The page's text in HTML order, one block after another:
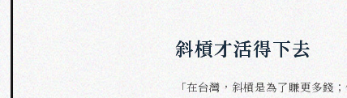
斜槓才活得下去
「在台灣，斜槓是為了賺更多錢